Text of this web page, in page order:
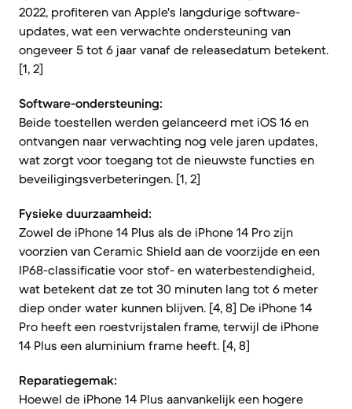
2022, profiteren van Apple's langdurige software-
updates, wat een verwachte ondersteuning van
ongeveer 5 tot 6 jaar vanaf de releasedatum betekent.
[1, 2]
Software-ondersteuning:
Beide toestellen werden gelanceerd met iOS 16 en
ontvangen naar verwachting nog vele jaren updates,
wat zorgt voor toegang tot de nieuwste functies en
beveiligingsverbeteringen. [1, 2]
Fysieke duurzaamheid:
Zowel de iPhone 14 Plus als de iPhone 14 Pro zijn
voorzien van Ceramic Shield aan de voorzijde en een
IP68-classificatie voor stof- en waterbestendigheid,
wat betekent dat ze tot 30 minuten lang tot 6 meter
diep onder water kunnen blijven. [4, 8] De iPhone 14
Pro heeft een roestvrijstalen frame, terwijl de iPhone
14 Plus een aluminium frame heeft. [4, 8]
Reparatiegemak:
Hoewel de iPhone 14 Plus aanvankelijk een hogere